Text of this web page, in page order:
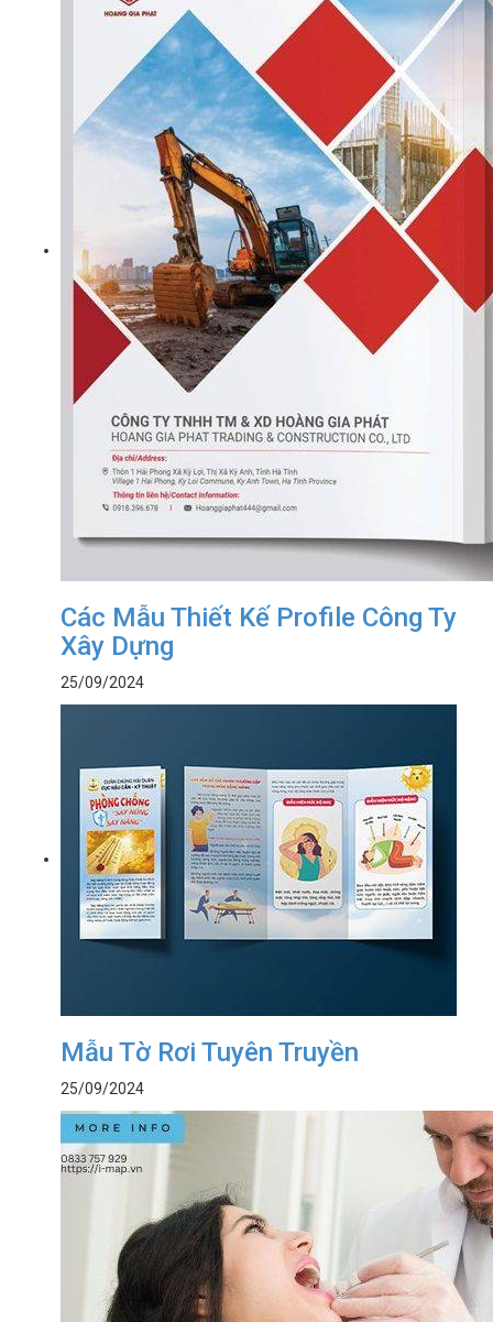
Các Mẫu Thiết Kế Profile Công Ty
Xây Dựng
25/09/2024
Mẫu Tờ Rơi Tuyên Truyền
25/09/2024